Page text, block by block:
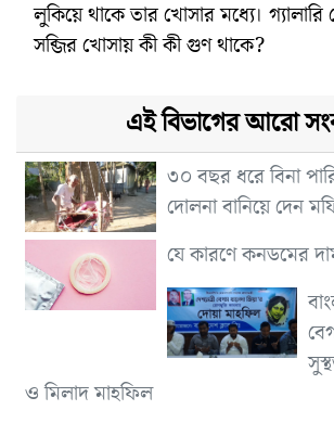
লুকিয়ে থাকে তার খোসার মধ্যে।
সব্জির খোসায় কী কী গুণ থাকে?
এই বিভাগের আরো
৩০ বছর ধরে বিনা
দোলনা বানিয়ে দেন
যে কারণে কনডমের
ও মিলাদ মাহফিল